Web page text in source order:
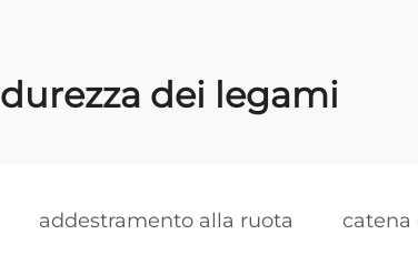
durezza dei legami
addestramento alla ruota catena